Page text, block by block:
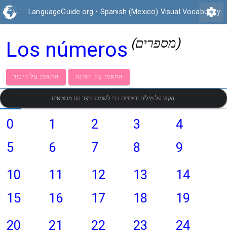
LanguageGuide.org • Spanish (Mexico) Visual Vocabulary
settings
Los números (מספרים)
התאמן על דיבור התאמן על האזנה
הקש על מילים וביטויים כדי לשמוע כיצד הם מבוטאים.
0 1 2 3
4
5
6 7 8
9
10
11 12 13
14
15
16 17 18
19
20
21 22 23
24